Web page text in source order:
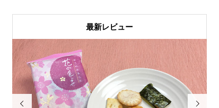
最新レビュー
 